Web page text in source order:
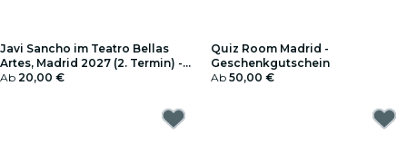
Javi Sancho im Teatro Bellas
Artes, Madrid 2027 (2. Termin) -
Geschenkgutschein
Ab 20,00 €
Quiz Room Madrid -
Geschenkgutschein
Ab 50,00 €